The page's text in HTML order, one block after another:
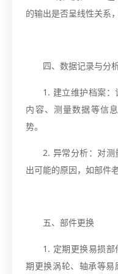
的输出是否呈线性关系
四、数据记录与分
1. 建立维护档案
内容、测量数据等信
势。
2. 异常分析：对
出可能的原因，如部件
五、部件更换
1. 定期更换易损
期更换涡轮、轴承等